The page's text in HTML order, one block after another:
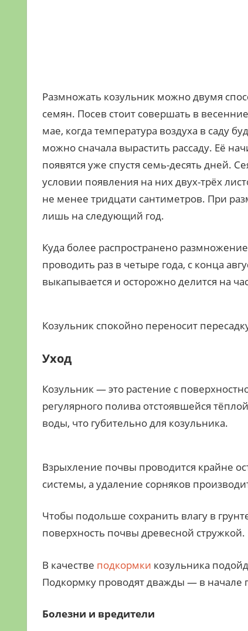
Размножать козульник можно двумя
семян. Посев стоит совершать в
мае, когда температура воздуха в саду
можно сначала вырастить рассаду. Её
появятся уже спустя семь-десять дней.
условии появления на них двух-трёх
не менее тридцати сантиметров. При
лишь на следующий год.
Куда более распространено
проводить раз в четыре года, с конца
выкапывается и осторожно делится на
Козульник спокойно переносит
Уход
Козульник — это растение с
регулярного полива отстоявшейся
воды, что губительно для козульника.
Взрыхление почвы проводится крайне
системы, а удаление сорняков
Чтобы подольше сохранить влагу в
поверхность почвы древесной стружкой.
В качестве подкормки козульника
Подкормку проводят дважды — в начале
Болезни и вредители